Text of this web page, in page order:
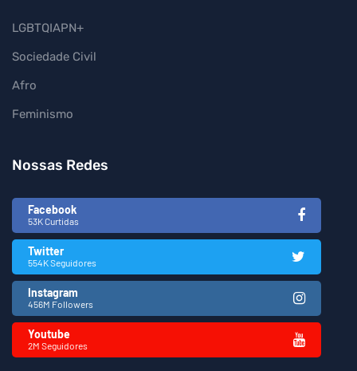
LGBTQIAPN+
Sociedade Civil
Afro
Feminismo
Nossas Redes
Facebook
53K Curtidas
Twitter
554K Seguidores
Instagram
456M Followers
Youtube
2M Seguidores